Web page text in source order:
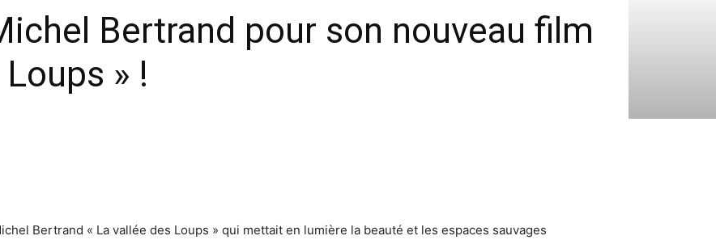
Bertrand pour son nouveau film
» !
Bertrand « La vallée des Loups » qui mettait en lumière la beauté et les espaces sauvages